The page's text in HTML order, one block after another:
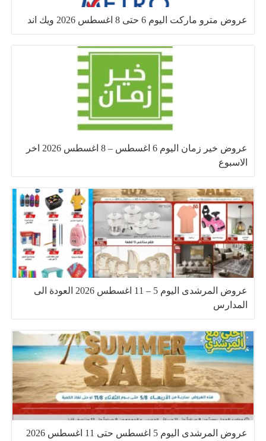
عروض مترو ماركت اليوم 6 حتى 8 اغسطس 2026 ويك اند
عروض خير زمان اليوم 6 اغسطس – 8 اغسطس 2026 اخر
الاسبوع
عروض المرشدى اليوم 5 – 11 اغسطس 2026 العودة الى
المدارس
عروض المرشدى اليوم 5 اغسطس حتى 11 اغسطس 2026